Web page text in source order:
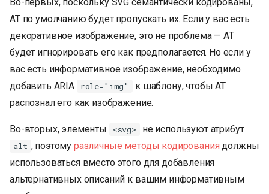
AT по умолчанию будет пропускать их. Если у вас есть
декоративное изображение, это не проблема — AT
будет игнорировать его как предполагается. Но если у
вас есть информативное изображение, необходимо
добавить ARIA
role="img"
к шаблону, чтобы AT
распознал его как изображение.
Во-вторых, элементы <svg> не используют атрибут
alt , поэтому различные методы кодирования должны
использоваться вместо этого для добавления
альтернативных описаний к вашим информативным